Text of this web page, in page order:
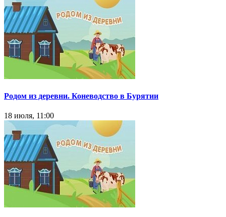
Родом из деревни. Коневодство в Бурятии
18 июля, 11:00